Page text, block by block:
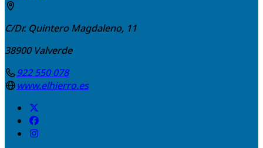
C/Dr. Quintero Magdaleno, 11
38900 Valverde
922 550 078
www.elhierro.es